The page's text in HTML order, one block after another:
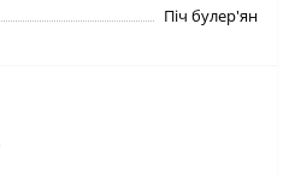
Піч булер'ян